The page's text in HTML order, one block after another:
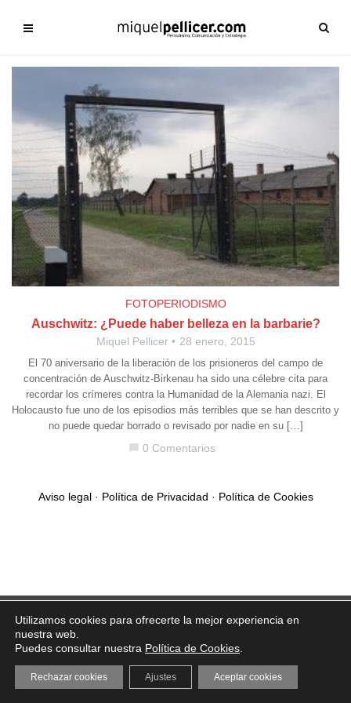
FOTOPERIODISMO
Auschwitz: ¿Puede haber belleza en la barbarie?
Miquel Pellicer 28 enero, 2015
El 70 aniversario de la liberación de los prisioneros del campo de
concentración de Auschwitz-Birkenau ha sido una célebre cita para
recordar los crímeres contra la Humanidad de la Alemania nazi. El
Holocausto fue uno de los episodios más terribles que se han descrito y
no puede quedar borrado o revisado por nadie en su […]
chat_bubble 0 Comentarios
Aviso legal· Política de Privacidad · Política de Cookies
Utilizamos cookies para ofrecerte la mejor experiencia en
nuestra web.
Puedes consultar nuestra Política de Cookies
Aceptar cookies
Rechazar cookies Ajustes